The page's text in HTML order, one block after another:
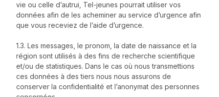
vie ou celle d’autrui, Tel-jeunes pourrait utiliser vos
données afin de les acheminer au service d’urgence afin
que vous receviez de l’aide d’urgence.
1.3. Les messages, le pronom, la date de naissance et la
région sont utilisés à des fins de recherche scientifique
et/ou de statistiques. Dans le cas où nous transmettions
ces données à des tiers nous nous assurons de
conserver la confidentialité et l’anonymat des personnes